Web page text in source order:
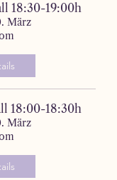
18:30-19:00h
März
18:00-18:30h
März